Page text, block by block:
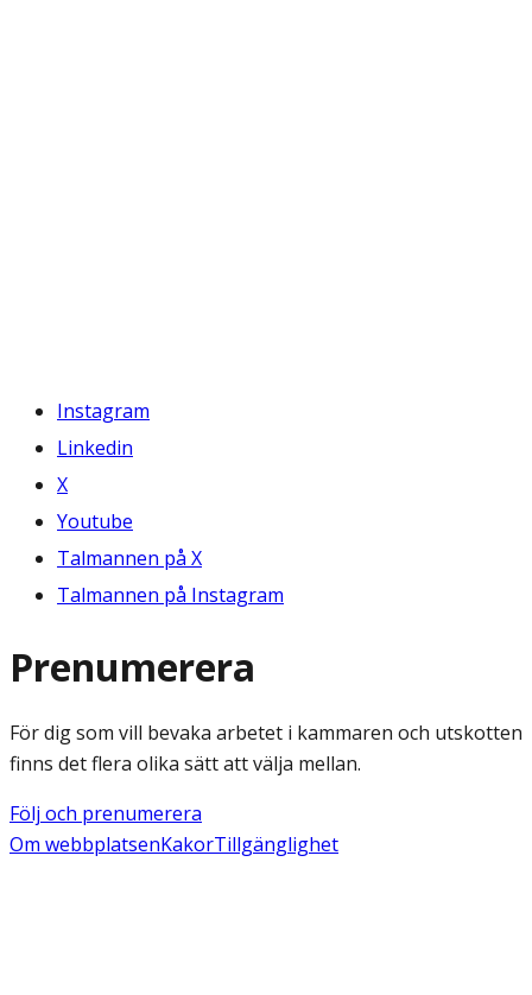
Instagram
Linkedin
X
Youtube
Talmannen på X
Talmannen på Instagram
Prenumerera
För dig som vill bevaka arbetet i kammaren och utskotten
finns det flera olika sätt att välja mellan.
Följ och prenumerera
Om webbplatsenKakorTillgänglighet